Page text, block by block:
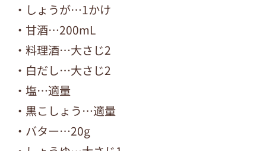
・しょうが…1かけ
・甘酒…200mL
・料理酒…大さじ2
・白だし…大さじ2
・塩…適量
・黒こしょう…適量
・バター…20g